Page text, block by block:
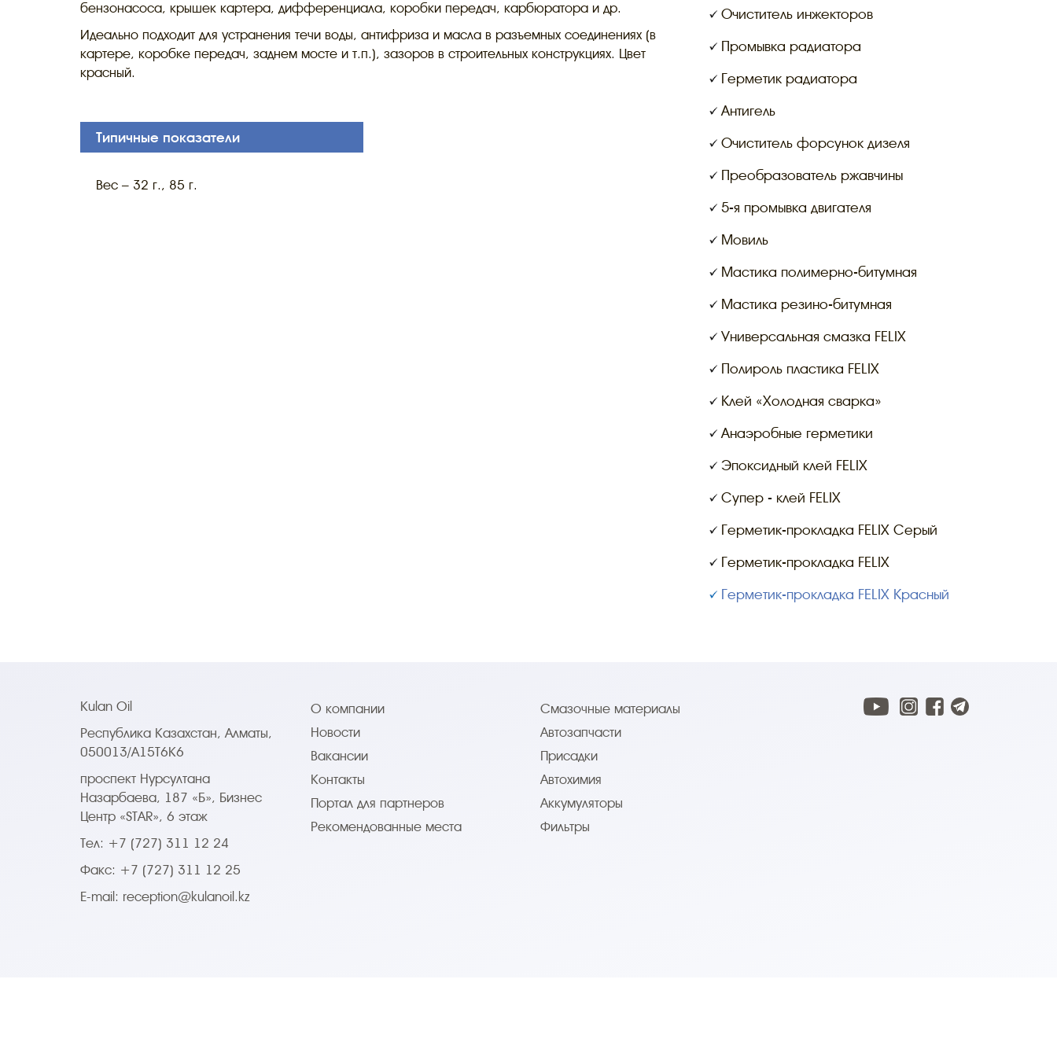
бензонасоса, крышек картера, дифференциала, коробки передач, карбюратора и др.
Идеально подходит для устранения течи воды, антифриза и масла в разъемных соединениях (в
картере, коробке передач, заднем мосте и т.п.), зазоров в строительных конструкциях. Цвет
красный.
Типичные показатели
Вес – 32 г., 85 г.
Очиститель инжекторов
Промывка радиатора
Герметик радиатора
Антигель
Очиститель форсунок дизеля
Преобразователь ржавчины
5-я промывка двигателя
Мовиль
Мастика полимерно-битумная
Мастика резино-битумная
Универсальная смазка FELIX
Полироль пластика FELIX
Клей «Холодная сварка»
Анаэробные герметики
Эпоксидный клей FELIX
Супер - клей FELIX
Герметик-прокладка FELIX Серый
Герметик-прокладка FELIX
Герметик-прокладка FELIX Красный
Kulan Oil
Республика Казахстан, Алматы,
050013/A15T6K6
проспект Нурсултана
Назарбаева, 187 «Б», Бизнес
Центр «STAR», 6 этаж
Тел: +7 (727) 311 12 24
Факс: +7 (727) 311 12 25
E-mail: reception@kulanoil.kz
О компании
Новости
Вакансии
Контакты
Портал для партнеров
Рекомендованные места
Смазочные материалы
Автозапчасти
Присадки
Автохимия
Аккумуляторы
Фильтры